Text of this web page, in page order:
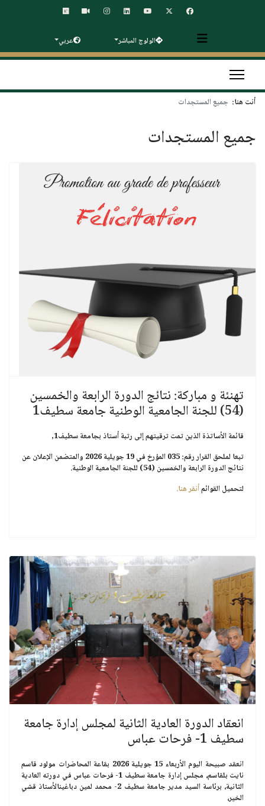
الولوج المباشر عربي
أنت هنا: جميع المستجدات
جميع المستجدات
تهنئة و مباركة: نتائج الدورة الرابعة والخمسين
(54) للجنة الجامعية الوطنية جامعة سطيف1
قائمة الأساتذة الذين تمت ترقيتهم إلى رتبة أستاذ بجامعة سطيف1,
تبعا لملحق القرار رقم: 035 المؤرخ في
19 جويلية 2026
والمتضمن الإعلان عن
نتائج الدورة الرابعة والخمسين (54) للجنة الجامعية الوطنية.
لتحميل القوائمأنقر هنا.
انعقاد الدورة العادية الثانية لمجلس إدارة جامعة
سطيف 1- فرحات عباس
انعقد صبيحة اليومالأربعاء 15 جويلية 2026
بقاعة المحاضرات مولود قاسم
نايت بلقاسم، مجلس إدارة جامعة سطيف 1- فرحات عباس
في دورته العادية
الثانية، برئاسة السيد مديرجامعة سطيف 2- محمد لمين دباغين
الأستاذ قشي
الخير،